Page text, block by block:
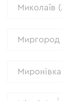
Миколаїв
Миргород
Миронівка